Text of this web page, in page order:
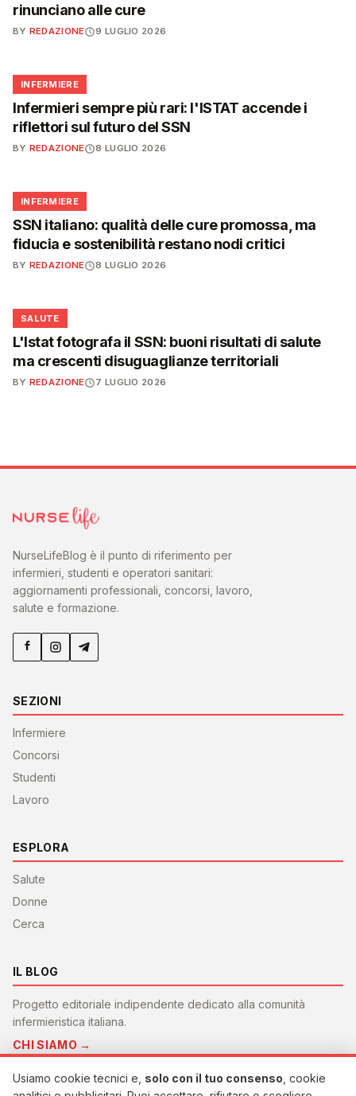
rinunciano alle cure
BY REDAZIONE 9 LUGLIO 2026
🩺
INFERMIERE
Infermieri sempre più rari: l'ISTAT accende i
riflettori sul futuro del SSN
BY REDAZIONE 8 LUGLIO 2026
🩺
INFERMIERE
SSN italiano: qualità delle cure promossa, ma
fiducia e sostenibilità restano nodi critici
BY REDAZIONE 8 LUGLIO 2026
❤️
SALUTE
L'Istat fotografa il SSN: buoni risultati di salute
ma crescenti disuguaglianze territoriali
BY REDAZIONE 7 LUGLIO 2026
NurseLifeBlog è il punto di riferimento per
infermieri, studenti e operatori sanitari:
aggiornamenti professionali, concorsi, lavoro,
salute e formazione.
SEZIONI
Infermiere
Concorsi
Studenti
Lavoro
ESPLORA
Salute
Donne
Cerca
IL BLOG
Progetto editoriale indipendente dedicato alla comunità
infermieristica italiana.
CHI SIAMO →
Usiamo cookie tecnici e, solo con il tuo consenso , cookie